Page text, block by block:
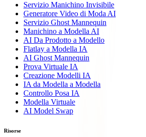
Servizio Manichino Invisibile
Generatore Video di Moda AI
Servizio Ghost Mannequin
Manichino a Modella AI
AI Da Prodotto a Modello
Flatlay a Modella IA
AI Ghost Mannequin
Prova Virtuale IA
Creazione Modelli IA
IA da Modella a Modella
Controllo Posa IA
Modella Virtuale
AI Model Swap
Risorse